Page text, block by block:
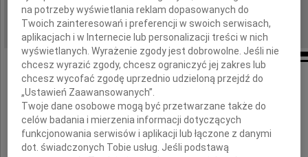
REGION:
DATA EMISJI: 10.02.2017
Z ogromnym żalem i smutkiem
żegnam zmarłego 8 lutego 2017 roku
Józefa Kuliga
na potrzeby wyświetlania reklam dopasowanych do
Twoich zainteresowań i preferencji w swoich serwisach,
aplikacjach i w Internecie lub personalizacji treści w nich
wyświetlanych. Wyrażenie zgody jest dobrowolne. Jeśli nie
chcesz wyrazić zgody, chcesz ograniczyć jej zakres lub
chcesz wycofać zgodę uprzednio udzieloną przejdź do
„Ustawień Zaawansowanych”.
Twoje dane osobowe mogą być przetwarzane także do
celów badania i mierzenia informacji dotyczących
funkcjonowania serwisów i aplikacji lub łączone z danymi
dot. świadczonych Tobie usług. Jeśli podstawą